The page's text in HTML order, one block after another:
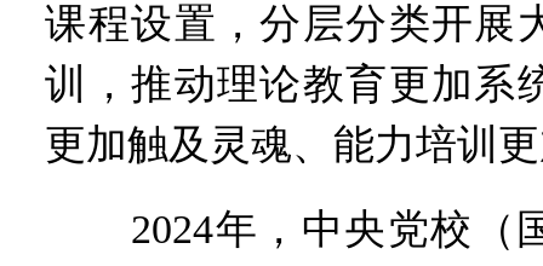
课程设置，分层分类开展
训，推动理论教育更加系
更加触及灵魂、能力培训
2024年，中央党校（